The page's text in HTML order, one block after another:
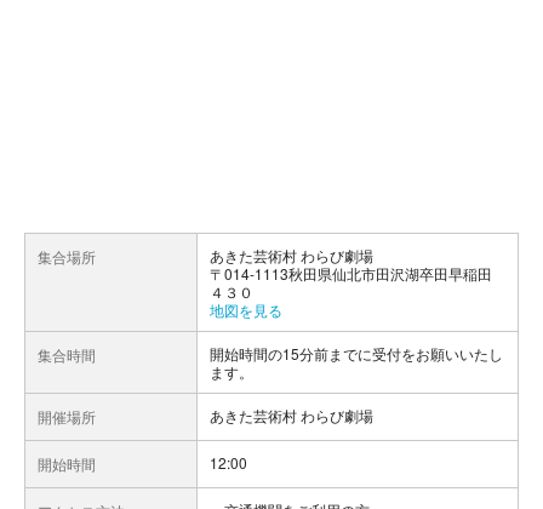
集合場所
あきた芸術村 わらび劇場
〒014-1113秋田県仙北市田沢湖卒田早稲田
４３０
地図を見る
集合時間
開始時間の15分前までに受付をお願いいたし
ます。
開催場所 あきた芸術村 わらび劇場
開始時間 12:00